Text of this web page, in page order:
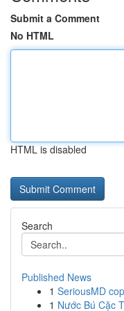
Submit a Comment
No HTML
HTML is disabled
Search
Published News
1 SeriousMD
1 Nước Bú Cặc